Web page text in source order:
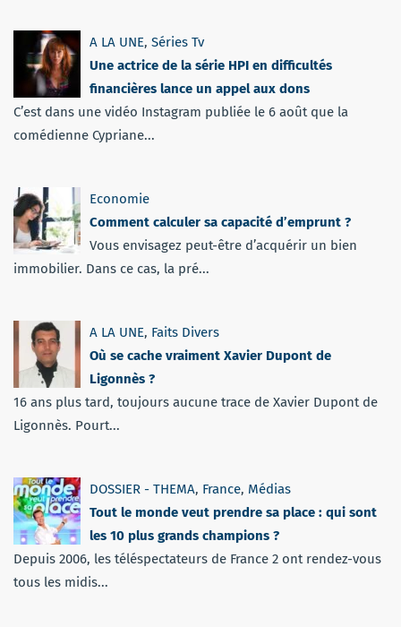
A LA UNE, Séries Tv
Une actrice de la série HPI en difficultés
financières lance un appel aux dons
C’est dans une vidéo Instagram publiée le 6 août que la
comédienne Cypriane...
Economie
Comment calculer sa capacité d’emprunt ?
Vous envisagez peut-être d’acquérir un bien
immobilier. Dans ce cas, la pré...
A LA UNE, Faits Divers
Où se cache vraiment Xavier Dupont de
Ligonnès ?
16 ans plus tard, toujours aucune trace de Xavier Dupont de
Ligonnès. Pourt...
DOSSIER - THEMA, France, Médias
Tout le monde veut prendre sa place : qui sont
les 10 plus grands champions ?
Depuis 2006, les téléspectateurs de France 2 ont rendez-vous
tous les midis...